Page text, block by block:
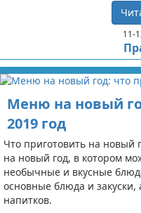
11-
Меню на новый
2019 год
Что приготовить на новый
на новый год, в котором
необычные и вкусные
основные блюда и
напитков.